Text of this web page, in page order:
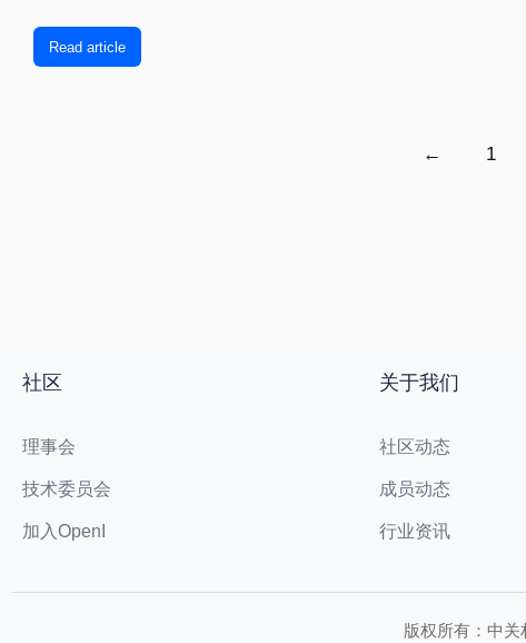
Read article
← 1
社区
理事会
技术委员会
加入OpenI
关于我们
社区动态
成员动态
行业资讯
版权所有：中